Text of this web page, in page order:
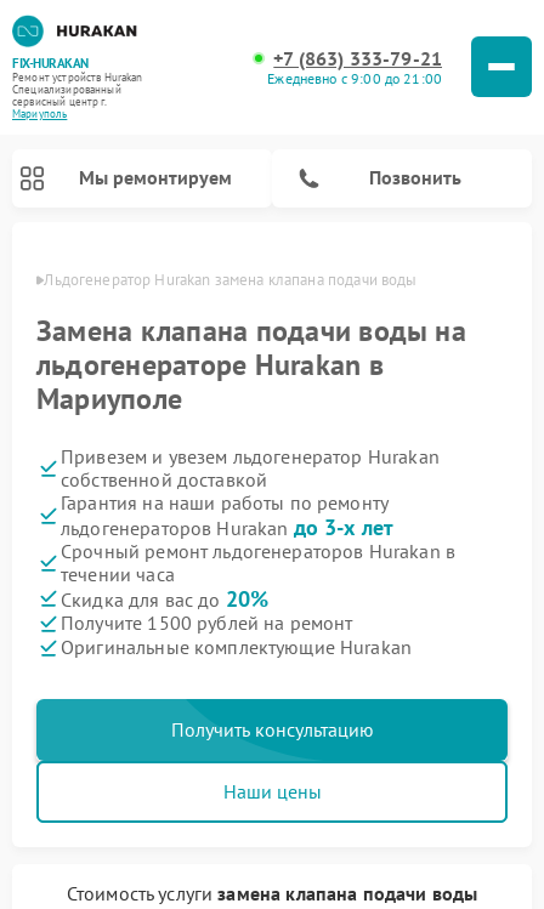
FIX-HURAKAN
Ремонт устройств Hurakan
Специализированный
cервисный центр г.
Мариуполь
+7 (863) 333-79-21
Ежедневно с 9:00 до 21:00
Мы ремонтируем Позвонить
Льдогенератор Hurakan замена клапана подачи воды
Замена клапана подачи воды на
льдогенераторе Hurakan в
Мариуполе
Привезем и увезем льдогенератор Hurakan
собственной доставкой
Гарантия на наши работы по ремонту
льдогенераторов Hurakan до 3-х лет
Срочный ремонт льдогенераторов Hurakan в
течении часа
Скидка для вас до 20%
Получите 1500 рублей на ремонт
Оригинальные комплектующие Hurakan
Получить консультацию
Наши цены
Стоимость услугизамена клапана подачи воды